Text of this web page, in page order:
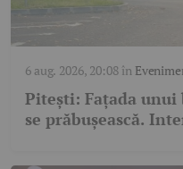
6 aug. 2026, 20:08în
Pitești: Fațada unui
se prăbușească.